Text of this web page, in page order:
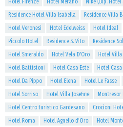
Hotel Firenze
Hotel Merano Nike (Dip. Hotel
Residence Hotel Villa Isabella
Residence Villa
Hotel Veronesi
Hotel Edelweiss Hotel Ideal
Piccolo Hotel
Residence S. Vito Residence
Hotel Smeraldo
Hotel Vela D'Oro Hotel
Hotel Battistoni
Hotel Casa Este Hotel
Hotel Da Pippo
Hotel Elena Hotel Le Fasse
Hotel Sorriso
Hotel Villa Josefine
Montresor
Hotel Centro turistico Gardesano
Crocioni
Hotel Roma
Hotel Agnello d'Oro Hotel